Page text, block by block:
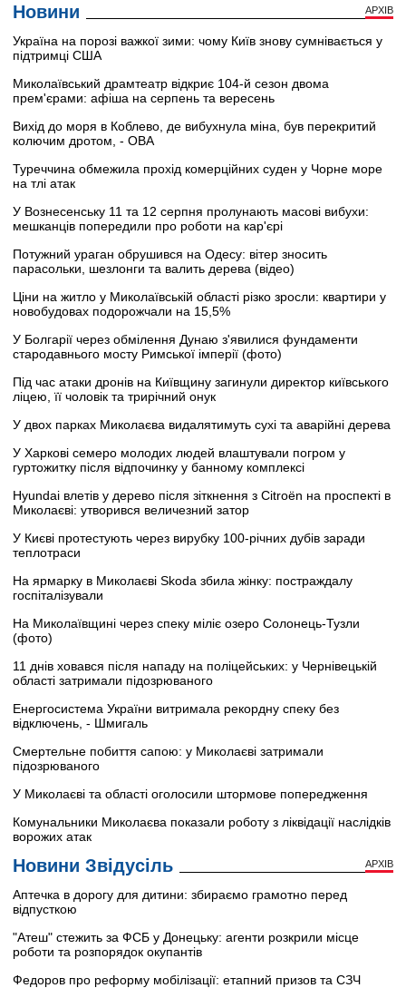
Новини АРХІВ
Україна на порозі важкої зими: чому Київ знову сумнівається у
підтримці США
Миколаївський драмтеатр відкриє 104-й сезон двома
прем'єрами: афіша на серпень та вересень
Вихід до моря в Коблево, де вибухнула міна, був перекритий
колючим дротом, - ОВА
Туреччина обмежила прохід комерційних суден у Чорне море
на тлі атак
У Вознесенську 11 та 12 серпня пролунають масові вибухи:
мешканців попередили про роботи на кар'єрі
Потужний ураган обрушився на Одесу: вітер зносить
парасольки, шезлонги та валить дерева (відео)
Ціни на житло у Миколаївській області різко зросли: квартири у
новобудовах подорожчали на 15,5%
У Болгарії через обмілення Дунаю з'явилися фундаменти
стародавнього мосту Римської імперії (фото)
Під час атаки дронів на Київщину загинули директор київського
ліцею, її чоловік та трирічний онук
У двох парках Миколаєва видалятимуть сухі та аварійні дерева
У Харкові семеро молодих людей влаштували погром у
гуртожитку після відпочинку у банному комплексі
Hyundai влетів у дерево після зіткнення з Citroën на проспекті в
Миколаєві: утворився величезний затор
У Києві протестують через вирубку 100-річних дубів заради
теплотраси
На ярмарку в Миколаєві Skoda збила жінку: постраждалу
госпіталізували
На Миколаївщині через спеку міліє озеро Солонець-Тузли
(фото)
11 днів ховався після нападу на поліцейських: у Чернівецькій
області затримали підозрюваного
Енергосистема України витримала рекордну спеку без
відключень, - Шмигаль
Смертельне побиття сапою: у Миколаєві затримали
підозрюваного
У Миколаєві та області оголосили штормове попередження
Комунальники Миколаєва показали роботу з ліквідації наслідків
ворожих атак
Новини Звідусіль АРХІВ
Аптечка в дорогу для дитини: збираємо грамотно перед
відпусткою
"Атеш" стежить за ФСБ у Донецьку: агенти розкрили місце
роботи та розпорядок окупантів
Федоров про реформу мобілізації: етапний призов та СЗЧ